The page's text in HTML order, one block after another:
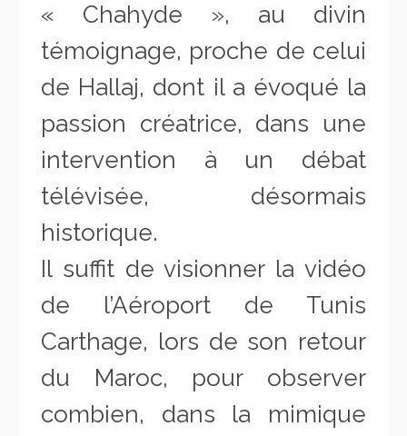
« Chahyde », au divin
témoignage, proche de celui
de Hallaj, dont il a évoqué la
passion créatrice, dans une
intervention à un débat
télévisée, désormais
historique.
Il suffit de visionner la vidéo
de l’Aéroport de Tunis
Carthage, lors de son retour
du Maroc, pour observer
combien, dans la mimique